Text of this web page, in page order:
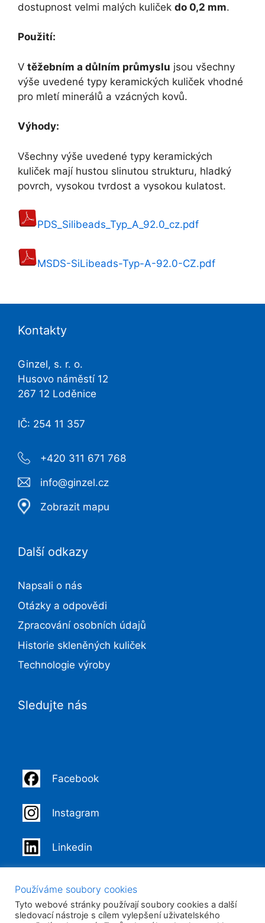
dostupnost velmi malých kuliček do 0,2 mm.
Použití:
V těžebním a důlním průmyslu jsou všechny
výše uvedené typy keramických kuliček vhodné
pro mletí minerálů a vzácných kovů.
Výhody:
Všechny výše uvedené typy keramických
kuliček mají hustou slinutou strukturu, hladký
povrch, vysokou tvrdost a vysokou kulatost.
PDS_Silibeads_Typ_A_92.0_cz.pdf
MSDS-SiLibeads-Typ-A-92.0-CZ.pdf
Kontakty
Ginzel, s. r. o.
Husovo náměstí 12
267 12 Loděnice
IČ: 254 11 357
+420 311 671 768
info@ginzel.cz
Zobrazit mapu
Další odkazy
Napsali o nás
Otázky a odpovědi
Zpracování osobních údajů
Historie skleněných kuliček
Technologie výroby
Sledujte nás
Facebook
Instagram
Linkedin
Používáme soubory cookies
Tyto webové stránky používají soubory cookies a další
sledovací nástroje s cílem vylepšení uživatelského